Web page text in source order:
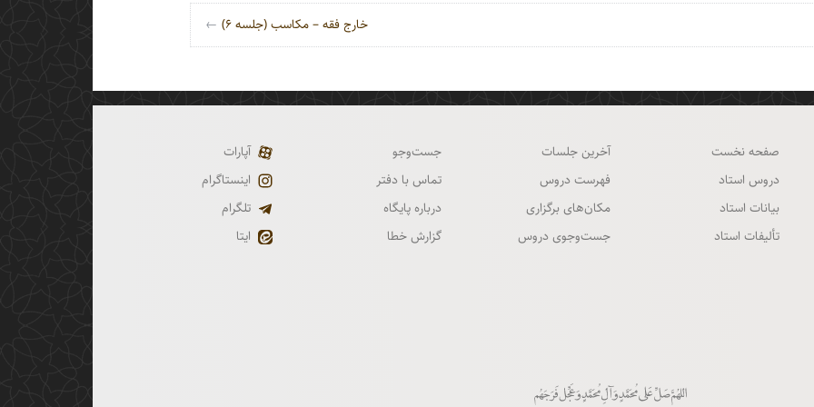
خارج فقه – مکاسب (جلسه ۶) ←
صفحه نخست
دروس استاد
بیانات استاد
تألیفات استاد
آخرین جلسات
فهرست دروس
مکان‌های برگزاری
جست‌وجوی دروس
جست‌وجو
تماس با دفتر
درباره پایگاه
گزارش خطا
آپارات
اینستاگرام
تلگرام
ایتا